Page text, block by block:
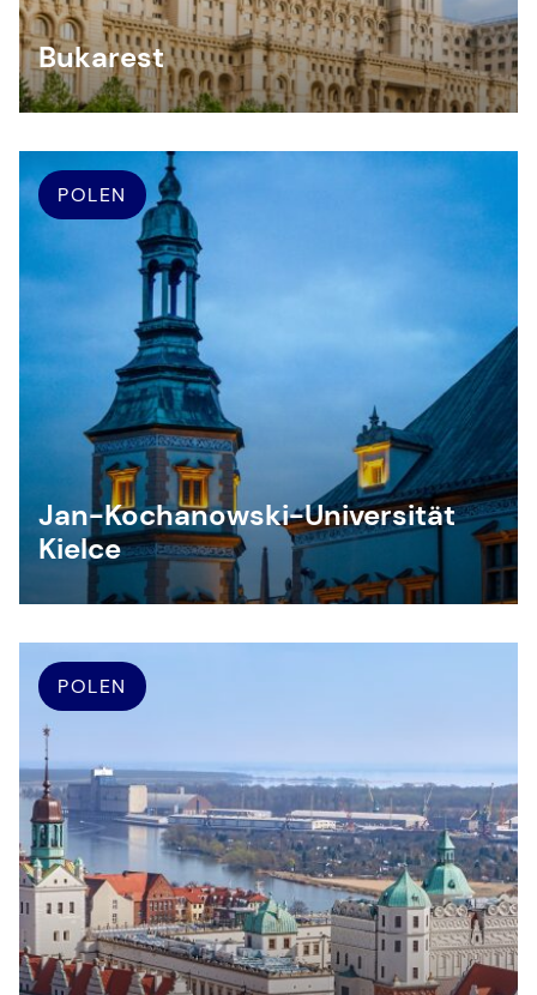
Bukarest
POLEN
Jan-Kochanowski-Universität
Kielce
POLEN